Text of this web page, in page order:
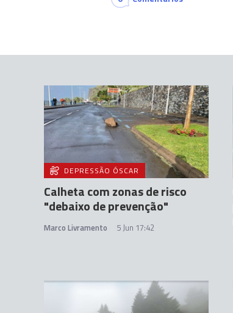
DEPRESSÃO ÓSCAR
Calheta com zonas de risco
"debaixo de prevenção"
Marco Livramento 5 Jun 17:42